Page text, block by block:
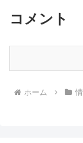
コメント
ホーム